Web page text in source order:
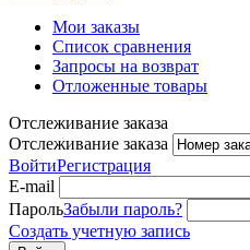
Мои заказы
Список сравнения
Запросы на возврат
Отложенные товары
Отслеживание заказа
Отслеживание заказа
ВойтиРегистрация
E-mail
ПарольЗабыли пароль?
Создать учетную запись